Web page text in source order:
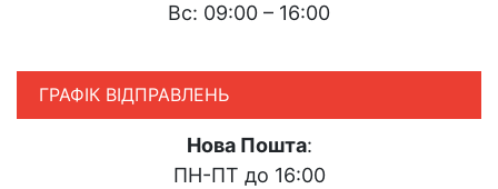
Вс: 09:00 – 16:00
ГРАФІК ВІДПРАВЛЕНЬ
Нова Пошта:
ПН-ПТ до 16:00